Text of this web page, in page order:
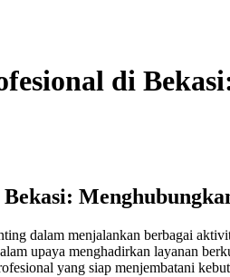
di
dalam menjalankan berbagai
upaya menghadirkan layanan
yang siap menjembatani